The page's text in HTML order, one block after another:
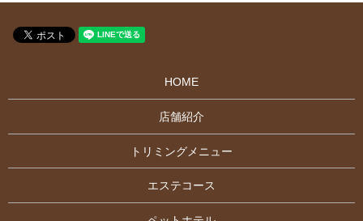
HOME
店舗紹介
トリミングメニュー
エステコース